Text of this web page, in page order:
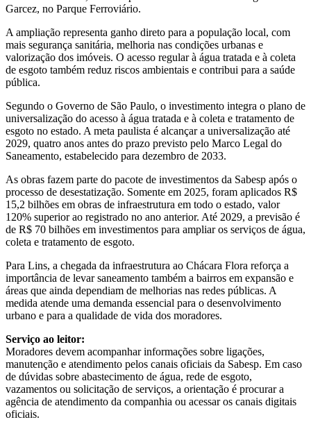
Garcez, no Parque Ferroviário.
A ampliação representa ganho direto para a população local, com
mais segurança sanitária, melhoria nas condições urbanas e
valorização dos imóveis. O acesso regular à água tratada e à coleta
de esgoto também reduz riscos ambientais e contribui para a saúde
pública.
Segundo o Governo de São Paulo, o investimento integra o plano de
universalização do acesso à água tratada e à coleta e tratamento de
esgoto no estado. A meta paulista é alcançar a universalização até
2029, quatro anos antes do prazo previsto pelo Marco Legal do
Saneamento, estabelecido para dezembro de 2033.
As obras fazem parte do pacote de investimentos da Sabesp após o
processo de desestatização. Somente em 2025, foram aplicados R$
15,2 bilhões em obras de infraestrutura em todo o estado, valor
120% superior ao registrado no ano anterior. Até 2029, a previsão é
de R$ 70 bilhões em investimentos para ampliar os serviços de água,
coleta e tratamento de esgoto.
Para Lins, a chegada da infraestrutura ao Chácara Flora reforça a
importância de levar saneamento também a bairros em expansão e
áreas que ainda dependiam de melhorias nas redes públicas. A
medida atende uma demanda essencial para o desenvolvimento
urbano e para a qualidade de vida dos moradores.
Serviço ao leitor:
Moradores devem acompanhar informações sobre ligações,
manutenção e atendimento pelos canais oficiais da Sabesp. Em caso
de dúvidas sobre abastecimento de água, rede de esgoto,
vazamentos ou solicitação de serviços, a orientação é procurar a
agência de atendimento da companhia ou acessar os canais digitais
oficiais.